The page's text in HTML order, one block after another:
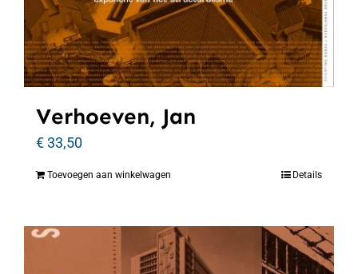
Verhoeven, Jan
€33,50
Toevoegen aan winkelwagen Details